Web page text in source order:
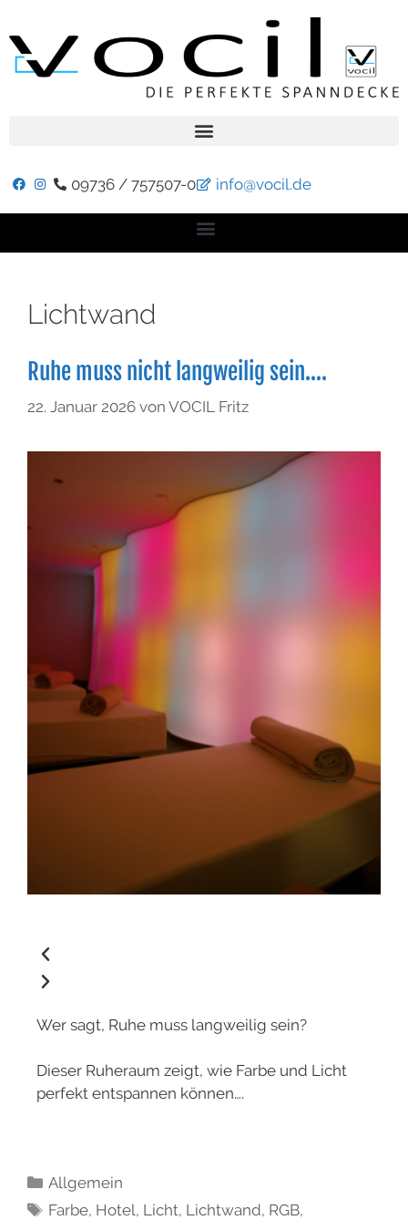
09736 / 757507-0 info@vocil.de
Lichtwand
Ruhe muss nicht langweilig sein….
22. Januar 2026 von VOCIL Fritz
Wer sagt, Ruhe muss langweilig sein?
Dieser Ruheraum zeigt, wie Farbe und Licht
perfekt entspannen können….
Allgemein
Farbe, Hotel, Licht, Lichtwand, RGB,